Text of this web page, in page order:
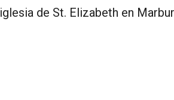
de St. Elizabeth en